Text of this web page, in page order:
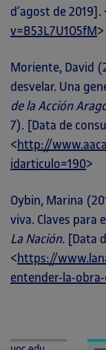
d’agost de 2019].
v=B53L7U1O5fM>
Moriente, David
desvelar. Una
de la Acción
7). [Data de
< http://
idarticulo=190>
Oybin, Marina
viva. Claves para
La Nación. [Data
< https://
entender-la-